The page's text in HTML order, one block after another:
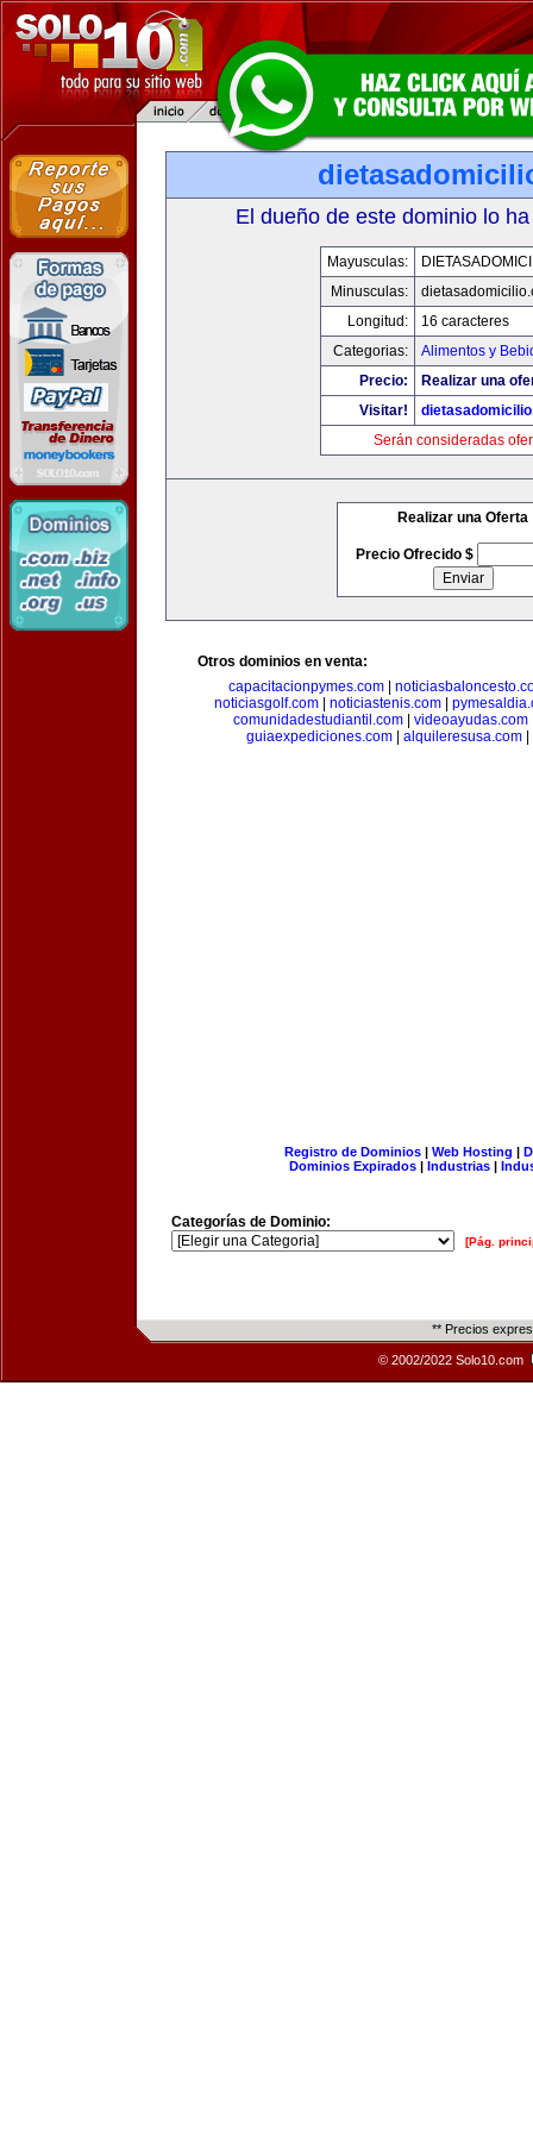
El dueño de este dominio lo
Mayusculas:
Minusculas:
Longitud:
16 caracteres
Categorias:
Alimentos y
Precio:
Realizar una
Visitar!
Serán consideradas
Realizar una Oferta
Precio Ofrecido $
Otros dominios en venta:
capacitacionpymes.com|
noticiasgolf.com| noticiastenis.com|
comunidadestudiantil.com| videoayudas.com
guiaexpediciones.com| alquileresusa.com|
Registro de Dominios| Web Hosting |
Dominios Expirados | Industrias |
Categorías de Dominio:
[Pág.
** Precios
© 2002/2022 Solo10.com